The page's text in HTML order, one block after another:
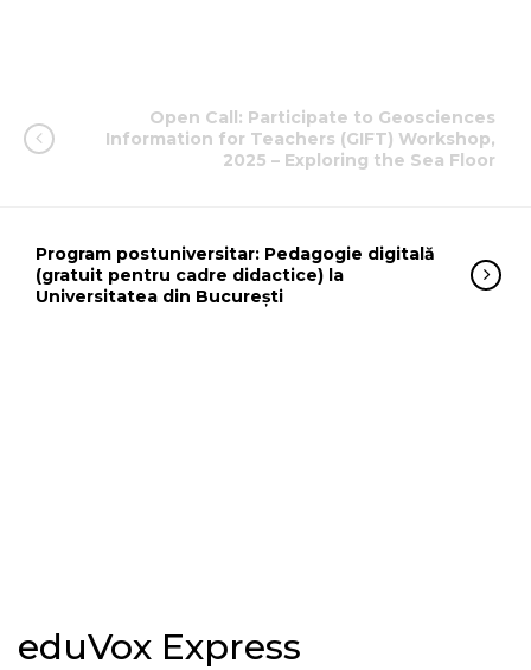
Open Call: Participate to Geosciences
Information for Teachers (GIFT) Workshop,
2025 – Exploring the Sea Floor
Program postuniversitar: Pedagogie digitală
(gratuit pentru cadre didactice) la
Universitatea din București
eduVox Express